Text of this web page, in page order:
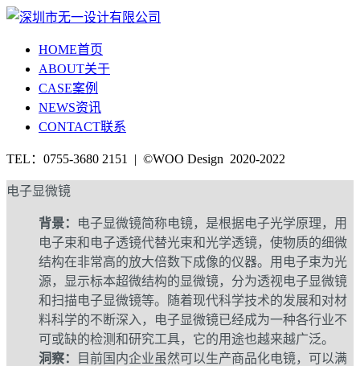
HOME首页
ABOUT关于
CASE案例
NEWS资讯
CONTACT联系
TEL：0755-3680 2151 | ©WOO Design 2020-2022
电子显微镜
背景：
电子显微镜简称电镜，是根据电子光学原理，用
电子束和电子透镜代替光束和光学透镜，使物质的细微
结构在非常高的放大倍数下成像的仪器。用电子束为光
源，显示标本超微结构的显微镜，分为透视电子显微镜
和扫描电子显微镜等。随着现代科学技术的发展和对材
料科学的不断深入，电子显微镜已经成为一种各行业不
可或缺的检测和研究工具，它的用途也越来越广泛。
洞察：
目前国内企业虽然可以生产商品化电镜，可以满